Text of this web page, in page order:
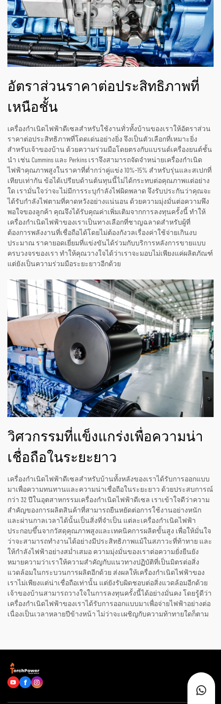
อัตราส่วนราคาต่อประสิทธิภาพที่
เหนือชั้น
เครื่องกำเนิดไฟฟ้าดีเซลสำหรับใช้งานทั่วทั้งบ้านของเราให้อัตราส่วน
ราคาต่อประสิทธิภาพที่โดดเด่นอย่างยิ่ง จึงเป็นตัวเลือกที่เหมาะยิ่ง
สำหรับเจ้าของบ้าน ด้วยความร่วมมือโดยตรงกับแบรนด์เครื่องยนต์ชั้น
นำ เช่น Cummins และ Perkins เราจึงสามารถจัดจำหน่ายเครื่องกำเนิด
ไฟฟ้าคุณภาพสูงในราคาที่ต่ำกว่าคู่แข่ง 10%–15% สำหรับรุ่นและสเปกที่
เทียบเท่ากัน ข้อได้เปรียบด้านต้นทุนนี้ไม่ได้กระทบต่อคุณภาพแต่อย่าง
ใด เรามั่นใจว่าจะไม่มีการระบุกำลังไฟผิดพลาด จึงรับประกันว่าคุณจะ
ได้รับกำลังไฟตามที่คาดหวังอย่างแน่นอน ด้วยความมุ่งมั่นต่อความพึง
พอใจของลูกค้า คุณจึงได้รับคุณค่าเพิ่มเติมจากการลงทุนครั้งนี้ ทำให้
เครื่องกำเนิดไฟฟ้าของเราเป็นทางเลือกที่ชาญฉลาดสำหรับผู้ที่
ต้องการพลังงานที่เชื่อถือได้โดยไม่ต้องกังวลเรื่องค่าใช้จ่ายเกินงบ
ประมาณ ราคายอดเยี่ยมที่แข่งขันได้ร่วมกับบริการหลังการขายแบบ
ครบวงจรของเรา ทำให้คุณวางใจได้ว่าเราจะมอบไม่เพียงแค่ผลิตภัณฑ์
แต่ยังเป็นความร่วมมือระยะยาวอีกด้วย
วิศวกรรมที่แข็งแกร่งเพื่อความน่า
เชื่อถือในระยะยาว
เครื่องกำเนิดไฟฟ้าดีเซลสำหรับบ้านทั้งหลังของเราได้รับการออกแบบ
มาเพื่อความทนทานและความน่าเชื่อถือในระยะยาว ด้วยประสบการณ์
กว่า 32 ปีในอุตสาหกรรมเครื่องกำเนิดไฟฟ้าดีเซล เราเข้าใจดีว่าความ
สำคัญของการผลิตสินค้าที่สามารถยืนหยัดต่อการใช้งานอย่างหนัก
และผ่านกาลเวลาได้นั้นเป็นสิ่งที่จำเป็น แต่ละเครื่องกำเนิดไฟฟ้า
ประกอบขึ้นจากวัสดุคุณภาพสูงและเทคนิคการผลิตขั้นสูง เพื่อให้มั่นใจ
ว่าจะสามารถทำงานได้อย่างมีประสิทธิภาพแม้ในสภาวะที่ท้าทาย และ
ให้กำลังไฟฟ้าอย่างสม่ำเสมอ ความมุ่งมั่นของเราต่อความยั่งยืนยัง
หมายความว่าเราให้ความสำคัญกับแนวทางปฏิบัติที่เป็นมิตรต่อสิ่ง
แวดล้อมในกระบวนการผลิตอีกด้วย ส่งผลให้เครื่องกำเนิดไฟฟ้าของ
เราไม่เพียงแต่น่าเชื่อถือเท่านั้น แต่ยังรับผิดชอบต่อสิ่งแวดล้อมอีกด้วย
เจ้าของบ้านสามารถวางใจในการลงทุนครั้งนี้ได้อย่างมั่นคง โดยรู้ดีว่า
เครื่องกำเนิดไฟฟ้าของเราได้รับการออกแบบมาเพื่อจ่ายไฟฟ้าอย่างต่อ
เนื่องเป็นเวลาหลายปีข้างหน้า ไม่ว่าจะเผชิญกับความท้าทายใดก็ตาม